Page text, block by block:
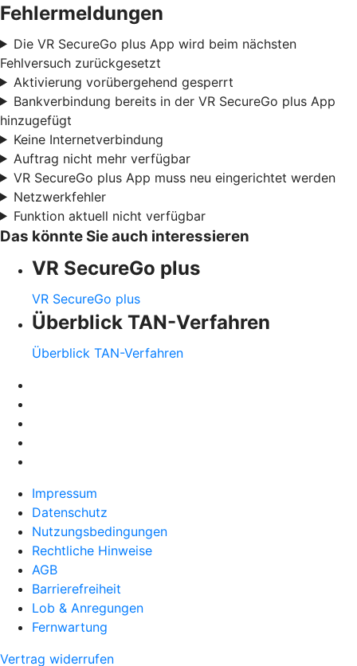
Fehlermeldungen
Die VR SecureGo plus App wird beim nächsten
Fehlversuch zurückgesetzt
Aktivierung vorübergehend gesperrt
Bankverbindung bereits in der VR SecureGo plus App
hinzugefügt
Keine Internetverbindung
Auftrag nicht mehr verfügbar
VR SecureGo plus App muss neu eingerichtet werden
Netzwerkfehler
Funktion aktuell nicht verfügbar
Das könnte Sie auch interessieren
VR SecureGo plus
VR SecureGo plus
Überblick TAN-Verfahren
Überblick TAN-Verfahren
Impressum
Datenschutz
Nutzungsbedingungen
Rechtliche Hinweise
AGB
Barrierefreiheit
Lob & Anregungen
Fernwartung
Vertrag widerrufen